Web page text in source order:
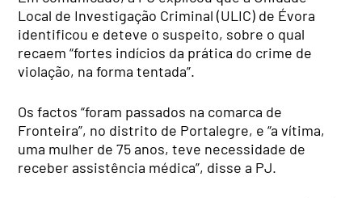
Local de Investigação Criminal (ULIC) de Évora
identificou e deteve o suspeito, sobre o qual
recaem “fortes indícios da prática do crime de
violação, na forma tentada”.
Os factos “foram passados na comarca de
Fronteira”, no distrito de Portalegre, e “a vítima,
uma mulher de 75 anos, teve necessidade de
receber assistência médica”, disse a PJ.